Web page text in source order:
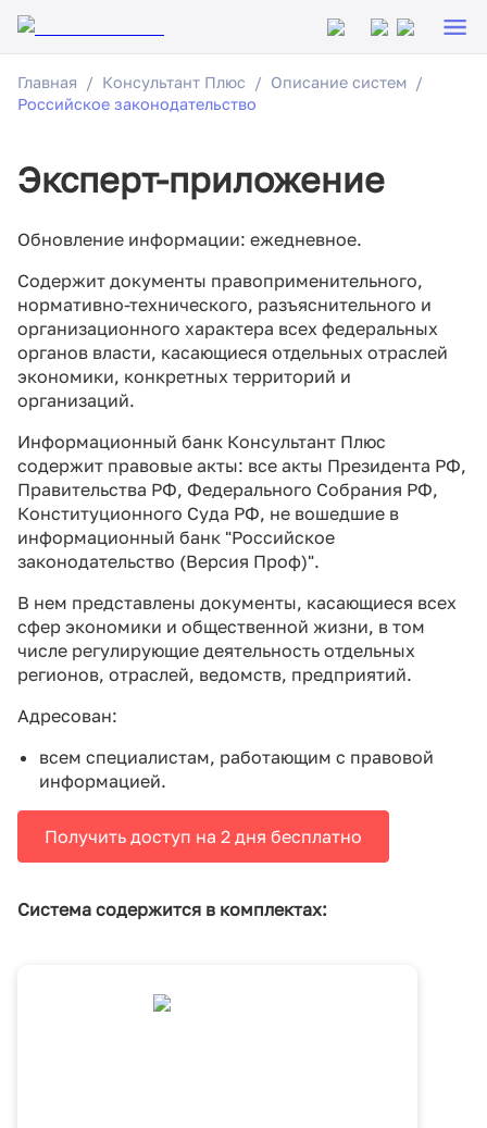
Главная Консультант Плюс
Описание систем
Российское законодательство
Эксперт-приложение
Обновление информации: ежедневное.
Содержит документы правоприменительного,
нормативно-технического, разъяснительного и
организационного характера всех федеральных
органов власти, касающиеся отдельных отраслей
экономики, конкретных территорий и
организаций.
Информационный банк Консультант Плюс
содержит правовые акты: все акты Президента РФ,
Правительства РФ, Федерального Собрания РФ,
Конституционного Суда РФ, не вошедшие в
информационный банк "Российское
законодательство (Версия Проф)".
В нем представлены документы, касающиеся всех
сфер экономики и общественной жизни, в том
числе регулирующие деятельность отдельных
регионов, отраслей, ведомств, предприятий.
Адресован:
всем специалистам, работающим с правовой
информацией.
Получить доступ на 2 дня бесплатно
Система содержится в комплектах: